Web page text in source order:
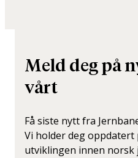
Meld deg på
vårt
Få siste nytt fra
Vi holder deg oppdatert
utviklingen innen norsk